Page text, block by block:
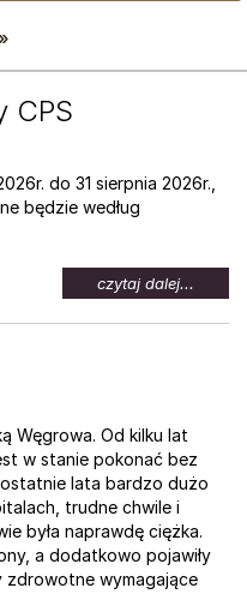
CPS
do 31 sierpnia 2026r.,
będzie według
czytaj dalej...
temat:
Zmiana
Węgrowa. Od kilku lat
w stanie pokonać bez
lata bardzo dużo
trudne chwile i
była naprawdę ciężka.
a dodatkowo pojawiły
wymagające